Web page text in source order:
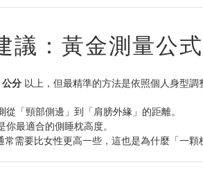
議：黃金測量公式
分 以上，但最精準的方法是依照個人身型調
從「頸部側邊」到「肩膀外緣」的距離。
最適合的側睡枕高度。
需要比女性更高一些，這也是為什麼「一顆